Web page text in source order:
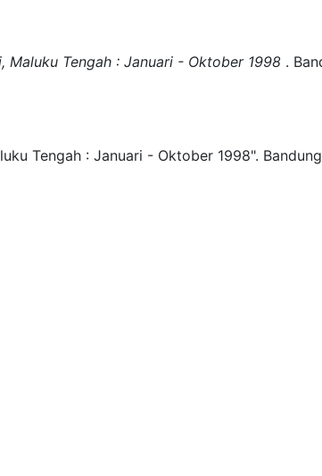
Maluku Tengah : Januari - Oktober 1998 .
Tengah : Januari - Oktober 1998".